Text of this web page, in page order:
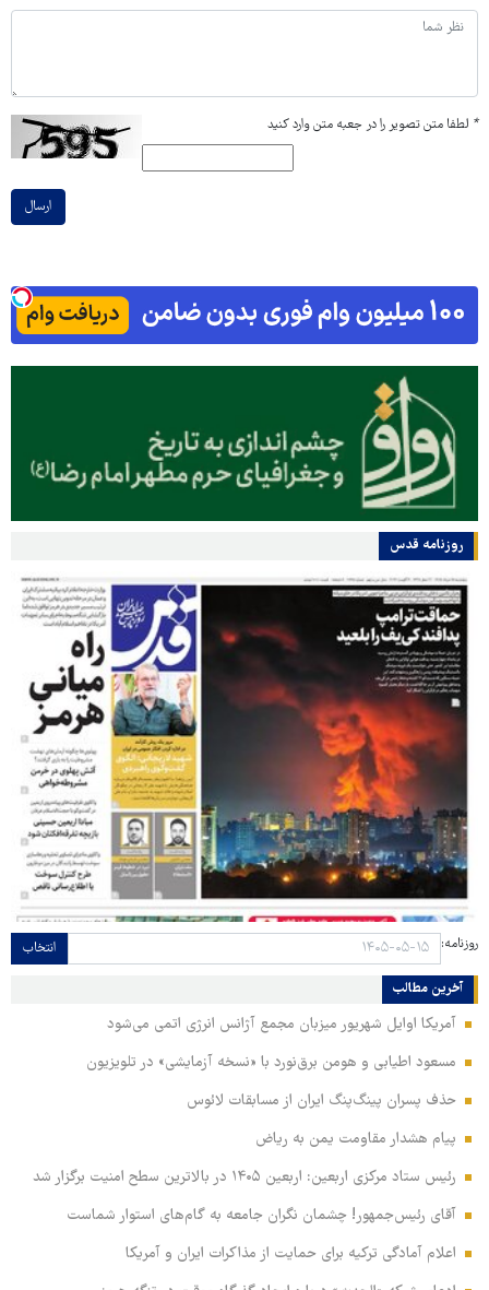
* لطفا متن تصویر را در جعبه متن وارد کنید
ارسال
روزنامه قدس
روزنامه: انتخاب
آخرین مطالب
آمریکا اوایل شهریور میزبان مجمع آژانس انرژی اتمی می‌شود
مسعود اطیابی و هومن برق‌نورد با «نسخه آزمایشی» در تلویزیون
حذف پسران پینگ‌پنگ ایران از مسابقات لائوس
پیام هشدار مقاومت یمن به ریاض
رئیس ستاد مرکزی اربعین: اربعین ۱۴۰۵ در بالاترین سطح امنیت برگزار شد
آقای رئیس‌جمهور! چشمان نگران جامعه به گام‌های استوار شماست
اعلام آمادگی ترکیه برای حمایت از مذاکرات ایران و آمریکا